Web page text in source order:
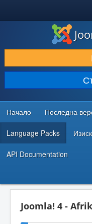
ИЗТЕГЛЯНЕ &
ОТКРИВАЙТЕ & УЧЕТЕ
ОБЩНОСТ & ПОДДРЪЖКА
РЕСУРСИ ЗА РАЗРАБОТКА
Начало Последна
Language Packs
API Documentation
Joomla! 4 -